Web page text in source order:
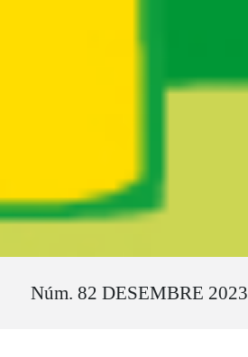
Núm. 82 DESEMBRE 2023